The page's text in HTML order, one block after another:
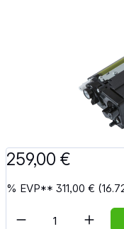
259,00 €
% EVP**311,00 €
Artikel Anzahl: